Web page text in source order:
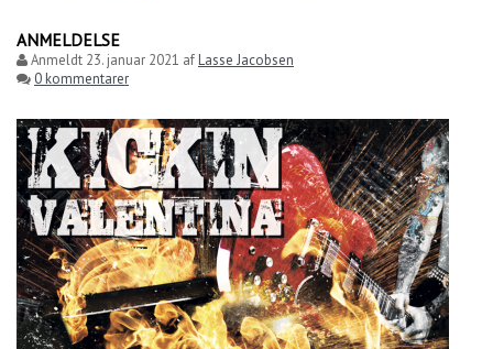
ANMELDELSE
Anmeldt 23. januar 2021 afLasse Jacobsen
0 kommentarer